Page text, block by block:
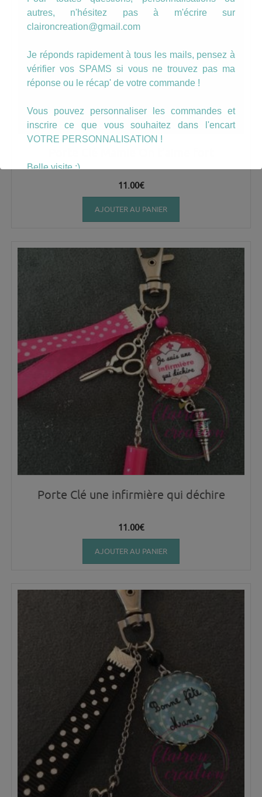
11.00€
AJOUTER AU PANIER
Porte Clé une infirmière qui déchire
11.00€
AJOUTER AU PANIER
autres, n'hésitez pas à m'écrire sur
claironcreation@gmail.com
Je réponds rapidement à tous les mails, pensez à
vérifier vos SPAMS si vous ne trouvez pas ma
réponse ou le récap' de votre commande !
Vous pouvez personnaliser les commandes et
inscrire ce que vous souhaitez dans l'encart
VOTRE PERSONNALISATION !
Belle visite :)